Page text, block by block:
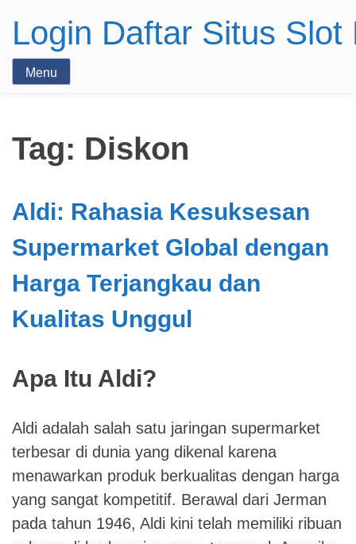
Login Daftar Situs Slot
Menu
Tag: Diskon
Aldi: Rahasia Kesuksesan
Supermarket Global dengan
Harga Terjangkau dan
Kualitas Unggul
Apa Itu Aldi?
Aldi adalah salah satu jaringan supermarket
terbesar di dunia yang dikenal karena
menawarkan produk berkualitas dengan harga
yang sangat kompetitif. Berawal dari Jerman
pada tahun 1946, Aldi kini telah memiliki ribuan